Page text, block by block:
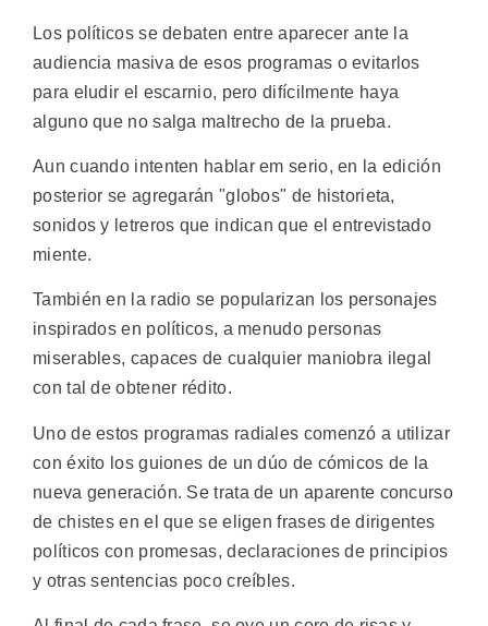
Los políticos se debaten entre aparecer ante la
audiencia masiva de esos programas o evitarlos
para eludir el escarnio, pero difícilmente haya
alguno que no salga maltrecho de la prueba.
Aun cuando intenten hablar em serio, en la edición
posterior se agregarán "globos" de historieta,
sonidos y letreros que indican que el entrevistado
miente.
También en la radio se popularizan los personajes
inspirados en políticos, a menudo personas
miserables, capaces de cualquier maniobra ilegal
con tal de obtener rédito.
Uno de estos programas radiales comenzó a utilizar
con éxito los guiones de un dúo de cómicos de la
nueva generación. Se trata de un aparente concurso
de chistes en el que se eligen frases de dirigentes
políticos con promesas, declaraciones de principios
y otras sentencias poco creíbles.